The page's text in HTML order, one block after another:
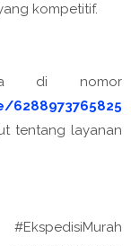
kompetitif.
di nomor
6288973765825
tentang layanan